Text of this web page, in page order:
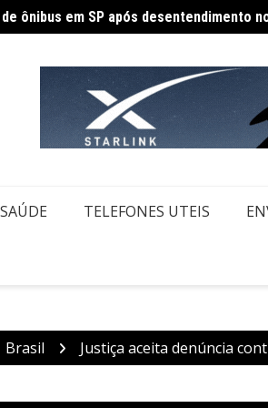
de fim de ano para servidores
SAÚDE TELEFONES UTEIS
Brasil Justiça aceita denúncia